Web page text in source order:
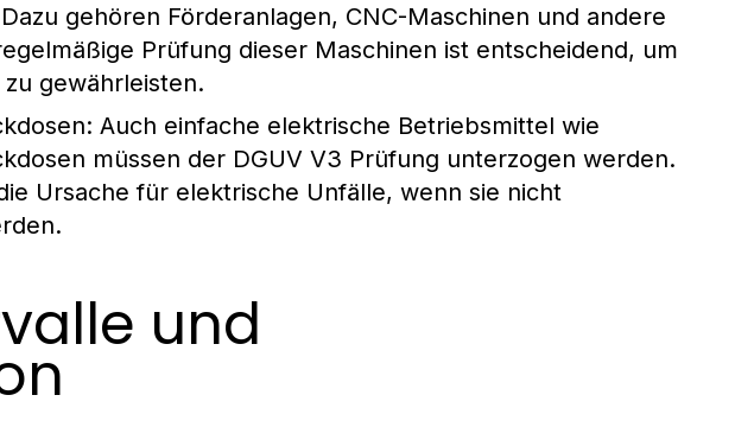
gehören Förderanlagen, CNC-Maschinen und andere
Prüfung dieser Maschinen ist entscheidend, um
gewährleisten.
: Auch einfache elektrische Betriebsmittel wie
müssen der DGUV V3 Prüfung unterzogen werden.
Ursache für elektrische Unfälle, wenn sie nicht
und